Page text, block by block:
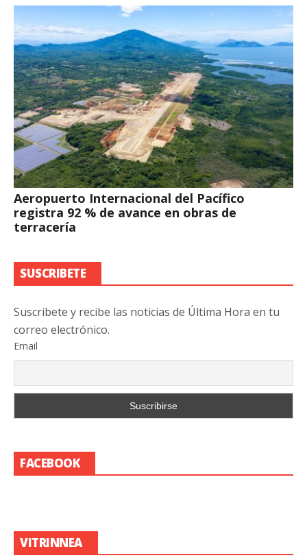
Aeropuerto Internacional del Pacífico
registra 92 % de avance en obras de
terracería
SUSCRIBETE
Suscribete y recibe las noticias de Última Hora en tu
correo electrónico.
Email
FACEBOOK
VITRINNEA